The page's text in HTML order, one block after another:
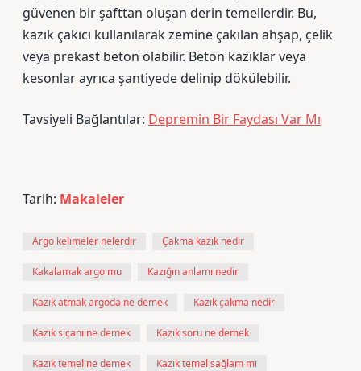
güvenen bir şafttan oluşan derin temellerdir. Bu,
kazık çakıcı kullanılarak zemine çakılan ahşap, çelik
veya prekast beton olabilir. Beton kazıklar veya
kesonlar ayrıca şantiyede delinip dökülebilir.
Tavsiyeli Bağlantılar: Depremin Bir Faydası Var Mı
Tarih: Makaleler
Argo kelimeler nelerdir Çakma kazık nedir
Kakalamak argo mu Kazığın anlamı nedir
Kazık atmak argoda ne demek Kazık çakma nedir
Kazık sıçanı ne demek Kazık soru ne demek
Kazık temel ne demek Kazık temel sağlam mı